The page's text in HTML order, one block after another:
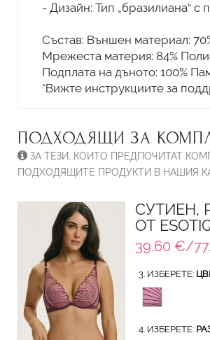
- Дизайн: Тип „бразилиана“ с
Състав: Външен материал:
Мрежеста материя: 84%
Подплата на дъното: 100%
ПОДХОДЯЩИ ЗА
ЗА ТЕЗИ, КОИТО ПРЕДПОЧИТАТ
ПОДХОДЯЩИТЕ ПРОДУКТИ В НАШИЯ
СУТИЕН,
ОТ
39.60 €/
3. ИЗБЕРЕТЕ:
4. ИЗБЕРЕТЕ: